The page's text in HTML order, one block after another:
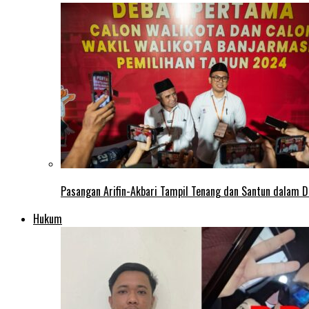
Pasangan Arifin-Akbari Tampil Tenang dan Santun dalam
Hukum